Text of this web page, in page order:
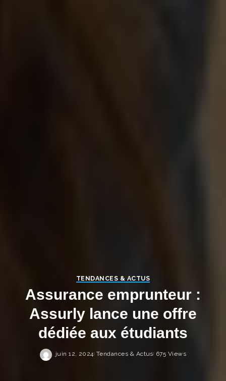
TENDANCES & ACTUS
Assurance emprunteur :
Assurly lance une offre
dédiée aux étudiants
juin 12, 2024 Tendances & Actus 675 Views